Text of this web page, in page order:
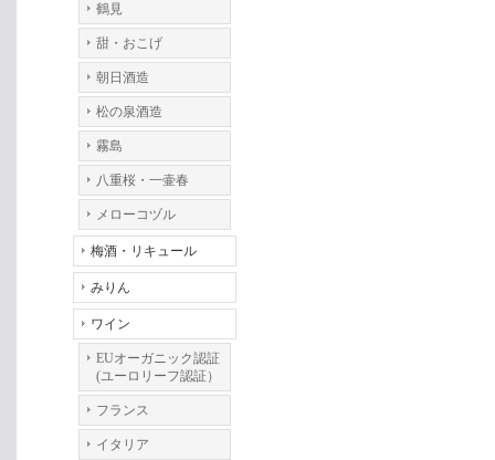
鶴見
甜・おこげ
朝日酒造
松の泉酒造
霧島
八重桜・一壷春
メローコヅル
梅酒・リキュール
みりん
ワイン
EUオーガニック認証
(ユーロリーフ認証）
フランス
イタリア